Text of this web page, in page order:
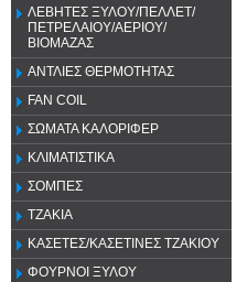
ΛΕΒΗΤΕΣ ΞΥΛΟΥ/ΠΕΛΛΕΤ/
ΠΕΤΡΕΛΑΙΟΥ/ΑΕΡΙΟΥ/
ΒΙΟΜΑΖΑΣ
ΑΝΤΛΙΕΣ ΘΕΡΜΟΤΗΤΑΣ
FAN COIL
ΣΩΜΑΤΑ ΚΑΛΟΡΙΦΕΡ
ΚΛΙΜΑΤΙΣΤΙΚΑ
ΣΟΜΠΕΣ
ΤΖΑΚΙΑ
ΚΑΣΕΤΕΣ/ΚΑΣΕΤΙΝΕΣ ΤΖΑΚΙΟΥ
ΦΟΥΡΝΟΙ ΞΥΛΟΥ